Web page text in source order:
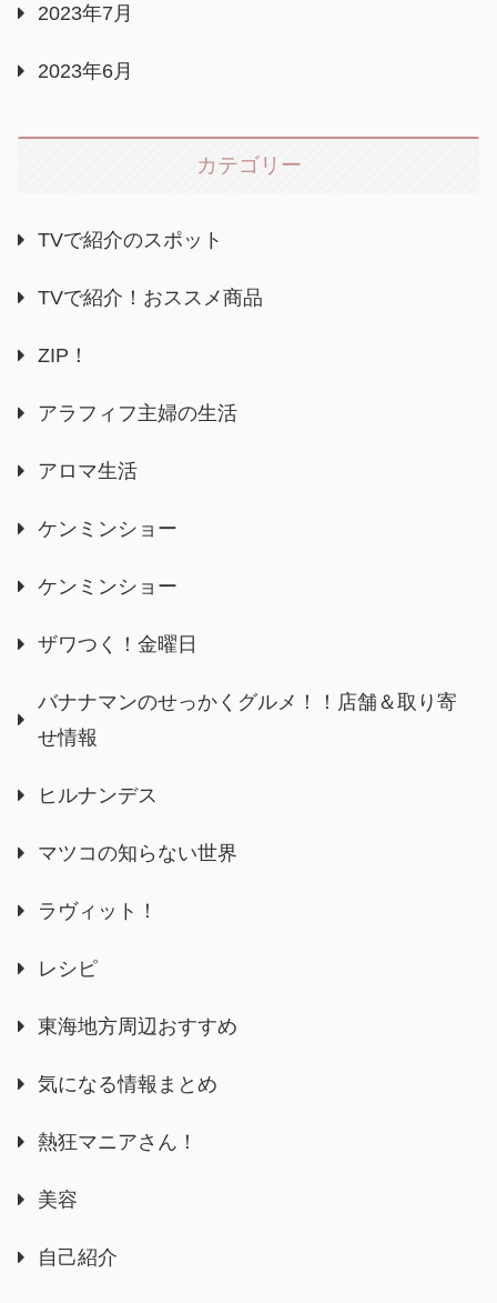
2023年7月
2023年6月
カテゴリー
TVで紹介のスポット
TVで紹介！おススメ商品
ZIP！
アラフィフ主婦の生活
アロマ生活
ケンミンショー
ケンミンショー
ザワつく！金曜日
バナナマンのせっかくグルメ！！店舗＆取り寄
せ情報
ヒルナンデス
マツコの知らない世界
ラヴィット！
レシピ
東海地方周辺おすすめ
気になる情報まとめ
熱狂マニアさん！
美容
自己紹介